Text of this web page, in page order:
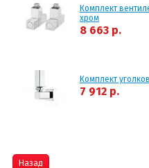
Комплект
хром
8 663 р.
Комплект
7 912 р.
Назад